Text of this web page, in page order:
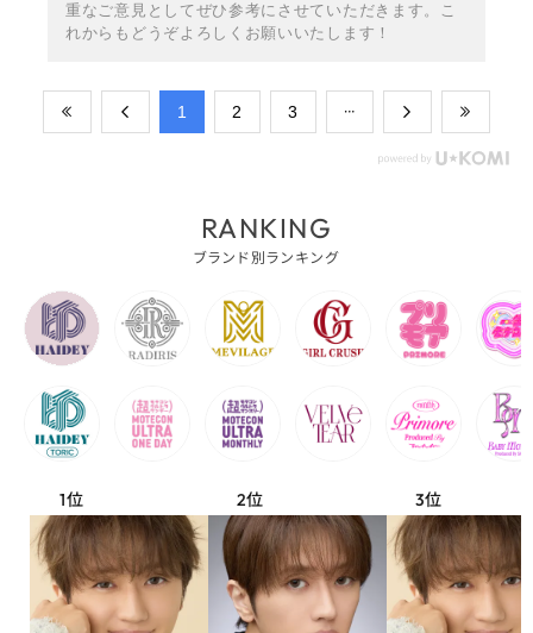
重なご意見としてぜひ参考にさせていただきます。こ
れからもどうぞよろしくお願いいたします！
​1 ​2 ​3
RANKING
ブランド別ランキング